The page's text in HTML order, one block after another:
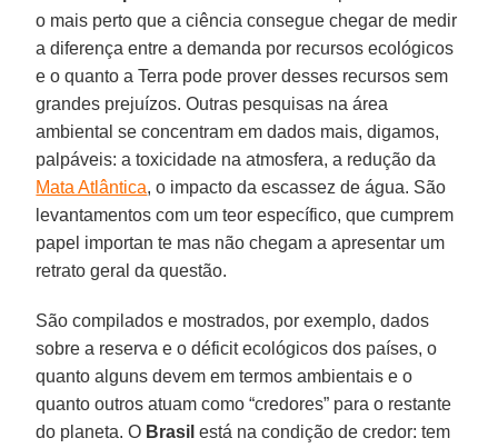
o mais perto que a ciência consegue chegar de medir
a diferença entre a demanda por recursos ecológicos
e o quanto a Terra pode prover desses recursos sem
grandes prejuízos. Outras pesquisas na área
ambiental se concentram em dados mais, digamos,
palpáveis: a toxicidade na atmosfera, a redução da
Mata Atlântica, o impacto da escassez de água. São
levantamentos com um teor específico, que cumprem
papel importan te mas não chegam a apresentar um
retrato geral da questão.
São compilados e mostrados, por exemplo, dados
sobre a reserva e o déficit ecológicos dos países, o
quanto alguns devem em termos ambientais e o
quanto outros atuam como “credores” para o restante
do planeta. O Brasil está na condição de credor: tem